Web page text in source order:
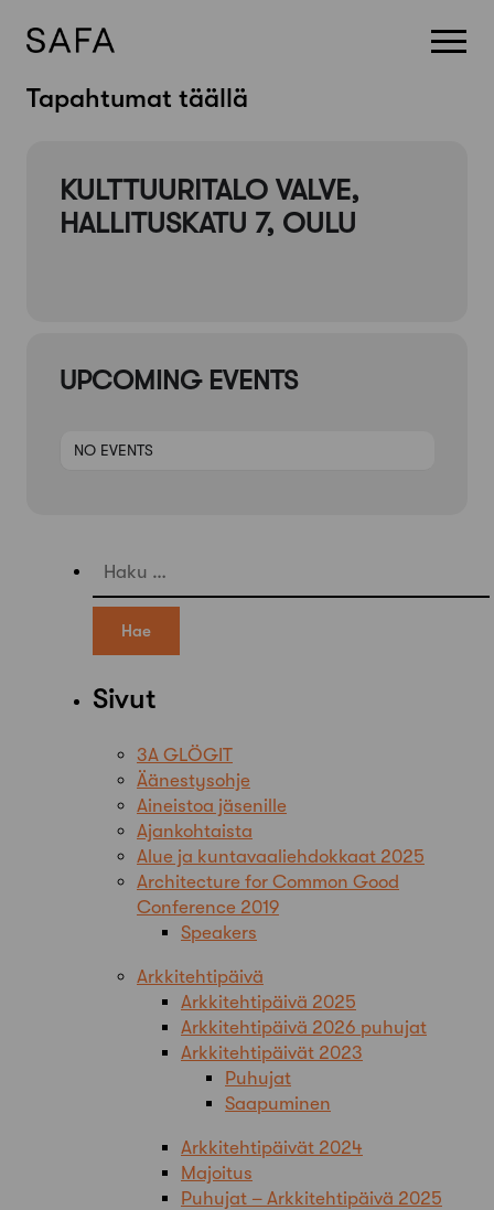
SkipTapahtumat täällä
KULTTUURITALO VALVE,
HALLITUSKATU 7, OULU
UPCOMING EVENTS
NO EVENTS
Haku:
Sivut
3A GLÖGIT
Äänestysohje
Aineistoa jäsenille
Ajankohtaista
Alue ja kuntavaaliehdokkaat 2025
Architecture for Common Good
Conference 2019
Speakers
Arkkitehtipäivä
Arkkitehtipäivä 2025
Arkkitehtipäivä 2026 puhujat
Arkkitehtipäivät 2023
Puhujat
Saapuminen
Arkkitehtipäivät 2024
Majoitus
Puhujat – Arkkitehtipäivä 2025